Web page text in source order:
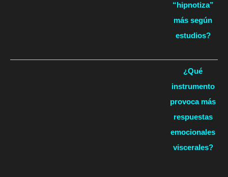
“hipnotiza”
más según
estudios?
¿Qué
instrumento
provoca más
respuestas
emocionales
viscerales?